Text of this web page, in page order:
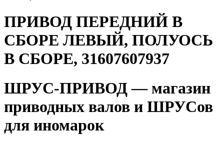
ПРИВОД ПЕРЕДНИЙ В
СБОРЕ ЛЕВЫЙ, ПОЛУОСЬ
В СБОРЕ, 31607607937
ШРУС-ПРИВОД — магазин
приводных валов и ШРУСов
для иномарок